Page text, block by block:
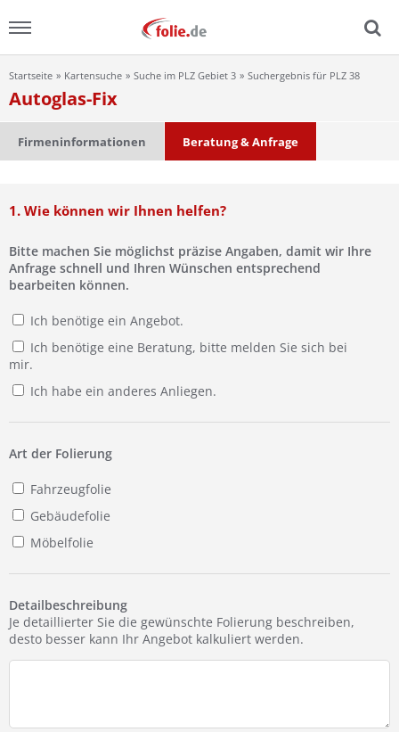
Menu
Home
Ratgeber
FAQ
Lexikon
Video
Startseite Kartensuche Suche im PLZ Gebiet 3 Suchergebnis für PLZ 38
Autoglas-Fix
Firmeninformationen Beratung & Anfrage
1. Wie können wir Ihnen helfen?
Bitte machen Sie möglichst präzise Angaben, damit wir Ihre
Anfrage schnell und Ihren Wünschen entsprechend
bearbeiten können.
Ich benötige ein Angebot.
Ich benötige eine Beratung, bitte melden Sie sich bei
mir.
Ich habe ein anderes Anliegen.
Art der Folierung
Fahrzeugfolie
Gebäudefolie
Möbelfolie
Detailbeschreibung
Je detaillierter Sie die gewünschte Folierung beschreiben,
desto besser kann Ihr Angebot kalkuliert werden.